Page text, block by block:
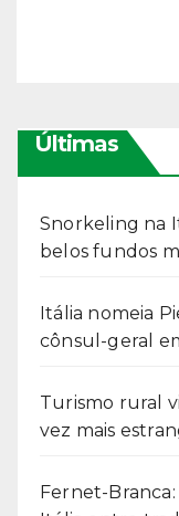
Últimas
Snorkeling na
belos fundos
Itália nomeia
cônsul-geral
Turismo rural
vez mais
Fernet-